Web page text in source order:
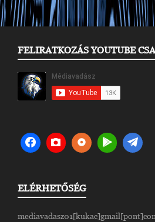
FELIRATKOZÁS YOUTUBE
ELÉRHETŐSÉG